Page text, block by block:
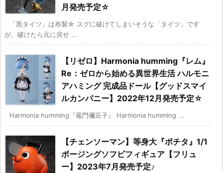
月発売予定☆
「黒タイツ」は布製☆ スグに破けてしまいそうな「タイツ」です
が、破けたら元に戻せ ...
【リゼロ】Harmonia humming『レム』
Re：ゼロから始める異世界生活 ハルモニ
アハミング 完成品ドール【グッドスマイ
ルカンパニー】2022年12月発売予定☆
Harmonia humming『竈門禰豆子』 Harmonia humming ...
【チェンソーマン】等身大『ポチタ』1/1
ポージングソフビフィギュア【フリュ
ー】2023年7月発売予定♪